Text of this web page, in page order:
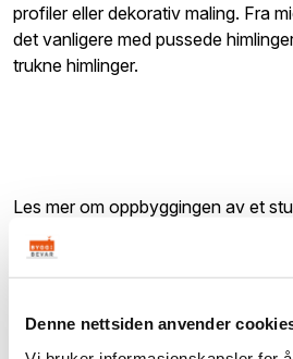
Denne nettsiden anvender
profiler eller dekorativ maling. Fra
det vanligere med pussede
trukne himlinger.
Les mer om oppbyggingen av et
Oppbyggingen av